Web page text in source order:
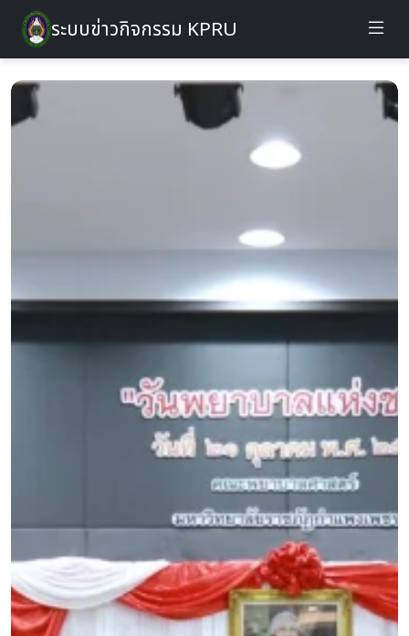
ระบบข่าวกิจกรรม KPRU